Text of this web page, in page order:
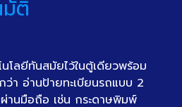
ติ
โลยีทันสมัยไว้ในตู้เดียวพร้อม
า อ่านป้ายทะเบียนรถแบบ 2
านมือถือ เช่น กระดาษพิมพ์